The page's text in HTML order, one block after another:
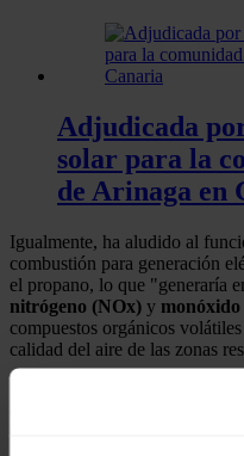
Adjudicada
solar para la
de Arinaga en
Igualmente, ha aludido al
combustión para generación
el propano, lo que "generaría
nitrógeno (NOx) y
compuestos orgánicos
calidad del aire de las zonas
"La instalación de estas